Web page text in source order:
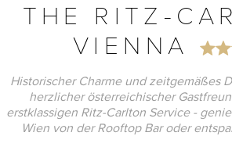
THE RITZ-
VIENNA
Historischer Charme und zeitgemäßes
herzlicher österreichischer
erstklassigen Ritz-Carlton Service -
Wien von der Rooftop Bar oder